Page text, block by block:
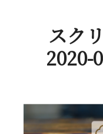
スク
2020-